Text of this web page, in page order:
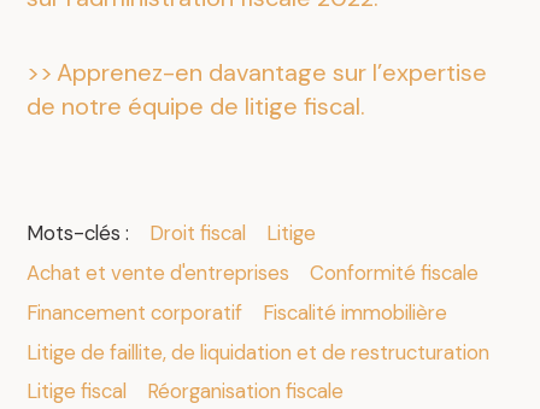
>> Apprenez-en davantage sur l’expertise
de notre équipe de litige fiscal.
Mots-clés : Droit fiscal
Litige
Achat et vente d'entreprises
Conformité fiscale
Financement corporatif
Fiscalité immobilière
Litige de faillite, de liquidation et de restructuration
Litige fiscal
Réorganisation fiscale